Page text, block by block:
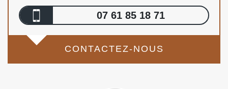
07 61 85 18 71
CONTACTEZ-NOUS